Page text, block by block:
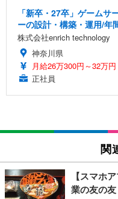
「新卒・27卒」ゲーム
ーの設計・構築・運用/年
株式会社enrich technology
神奈川県
月給26万300円～32万円
正社員
関
【スマホ
業の友の